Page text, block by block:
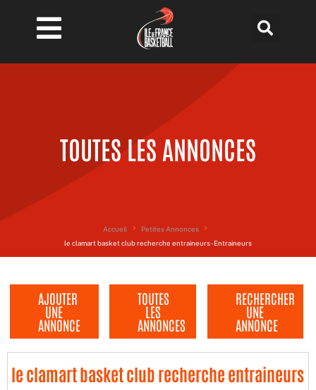
contenu
TOUTES LES ANNONCES
Accueil
Petites Annonces
le clamart basket club recherche entraineurs - Entraineurs
AJOUTER
UNE
ANNONCE
TOUTES
LES
ANNONCES
RECHERCHER
UNE
ANNONCE
le clamart basket club recherche entraineurs